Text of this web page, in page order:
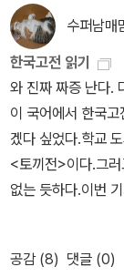
불렀다. 그리고 산
선물을 나눠 주던
있다. _ 황중선, <
책 <굴뚝으로 들어
스(Saint
로 많은 유산을 받
성인의 삶과 함께
의에게 인상깊게
아끼지 않고 나누는
수퍼남매
한국고전 읽기
와 진짜 짜증 난다.
이 국어에서 한국
겠다 싶었다.학교
<토끼전>이다.그
없는 듯하다.이번
바꿔 읽었다.홍길
길동의 탄생과 관련
공감 (8) 댓글 (0)